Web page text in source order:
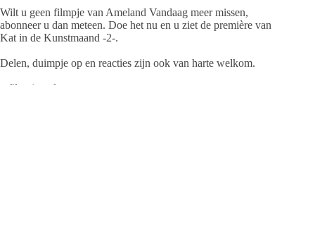
Wilt u geen filmpje van Ameland Vandaag meer missen,
abonneer u dan meteen. Doe het nu en u ziet de première van
Kat in de Kunstmaand -2-.
Delen, duimpje op en reacties zijn ook van harte welkom.
– filmpje volgt zo –